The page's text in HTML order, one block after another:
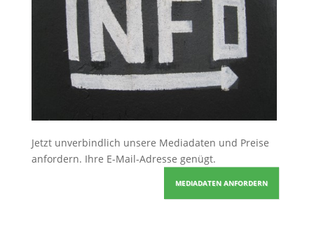
Jetzt unverbindlich unsere Mediadaten und Preise
anfordern. Ihre E-Mail-Adresse genügt.
MEDIADATEN ANFORDERN